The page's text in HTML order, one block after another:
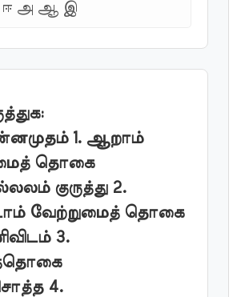
ஈ அ ஆ இ
1. ஆறாம்
தொகை
குருத்து 2.
வேற்றுமைத் தொகை
3.
4.